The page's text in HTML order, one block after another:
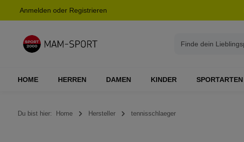
Zur Hauptnavigation springen
Anmelden oder Registrieren
HOME HERREN DAMEN KINDER SPORTARTEN
Du bist hier: Home Hersteller tennisschlaeger